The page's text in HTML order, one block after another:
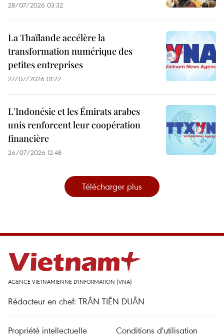
28/07/2026 03:32
La Thaïlande accélère la
transformation numérique des
petites entreprises
27/07/2026 01:22
L'Indonésie et les Émirats arabes
unis renforcent leur coopération
financière
26/07/2026 12:48
Télécharger plus
AGENCE VIETNAMIENNE D'INFORMATION (VNA)
Rédacteur en chef: TRÂN TIÊN DUÂN
Propriété intellectuelle Conditions d'utilisation